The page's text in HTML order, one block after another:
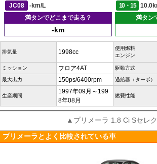
JC08
-km/L 10・15
満タンでどこまで走る？
-km
満タン
排気量 1998cc
使用燃料
エンジン
ミッション フロア4AT 駆動方式
最大出力 150ps/6400rpm 過給器（ターボ）
生産期間
1997年09月～199
8年08月
燃費性能
▲プリメーラ 1.8 Ci Sセレ
プリメーラとよく比較されている車